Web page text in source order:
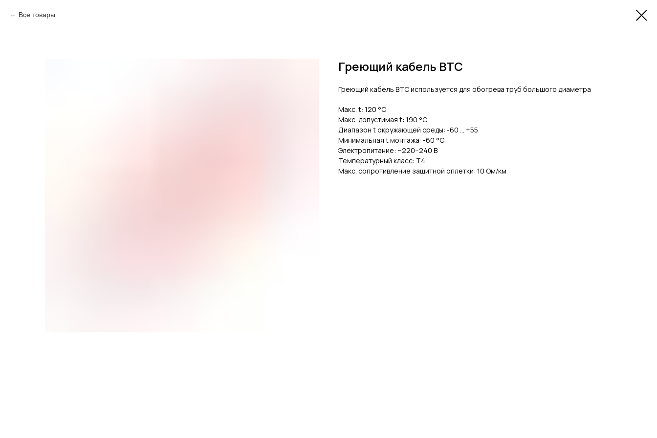
Все товары
Греющий кабель BTC
Греющий кабель BTC используется для обогрева труб большого диаметра
Макс. t: 120 °С
Макс. допустимая t: 190 °С
Диапазон t окружающей среды: -60 … +55
Минимальная t монтажа: -60 °С
Электропитание: ~220–240 В
Температурный класс: Т4
Макс. сопротивление защитной оплетки: 10 Oм/км